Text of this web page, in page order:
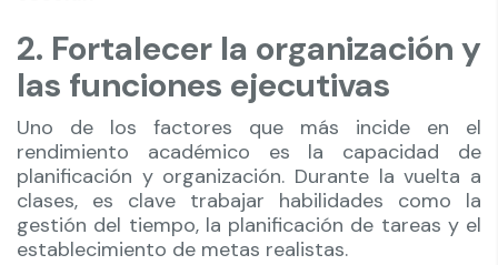
2. Fortalecer la organización y
las funciones ejecutivas
Uno de los factores que más incide en el
rendimiento académico es la capacidad de
planificación y organización. Durante la vuelta a
clases, es clave trabajar habilidades como la
gestión del tiempo, la planificación de tareas y el
establecimiento de metas realistas.